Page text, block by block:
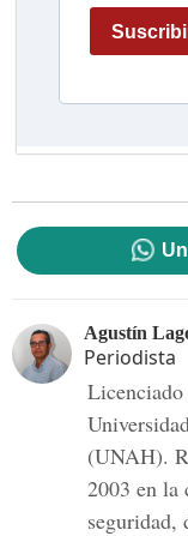
Agustín
Periodista
(UNAH).
2003 en la
seguridad,